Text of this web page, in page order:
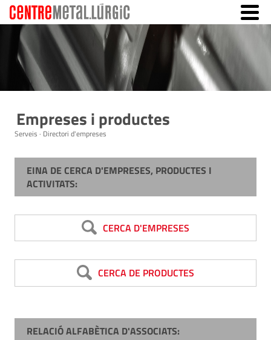
Empreses i productes
Serveis · Directori d'empreses
EINA DE CERCA D'EMPRESES, PRODUCTES I
ACTIVITATS:
CERCA D'EMPRESES
CERCA DE PRODUCTES
RELACIÓ ALFABÈTICA D'ASSOCIATS: